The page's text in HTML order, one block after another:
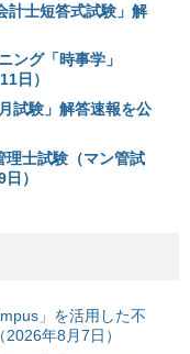
計士短答式試験」解
ング「時事学」
日）
試験」解答速報を公
理士試験（マン管試
）
」を活用した不
年8月7日）